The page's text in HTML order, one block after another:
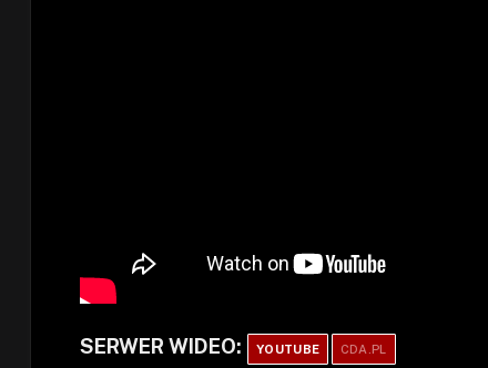
SERWER WIDEO: YOUTUBE CDA.PL